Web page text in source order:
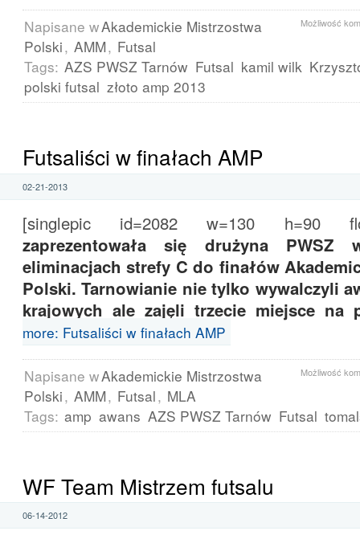
Możliwość
Napisane wAkademickie Mistrzostwa
Polski, AMM, Futsal
Tags: AZS PWSZ Tarnów Futsal kamil wilk
polski futsal złoto amp 2013
Futsaliści w finałach AMP
02-21-2013
[singlepic id=2082 w=130 h=90
zaprezentowała się drużyna PWSZ
eliminacjach strefy C do finałów
Polski. Tarnowianie nie tylko wywalczyli
krajowych ale zajęli trzecie miejsce na
more: Futsaliści w finałach AMP
Możliwość
Napisane wAkademickie Mistrzostwa
Polski, AMM, Futsal, MLA
Tags: amp awans AZS PWSZ Tarnów Futsal
WF Team Mistrzem futsalu
06-14-2012